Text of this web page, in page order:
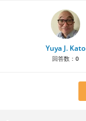
Yuya J. Kato
回答数： 0